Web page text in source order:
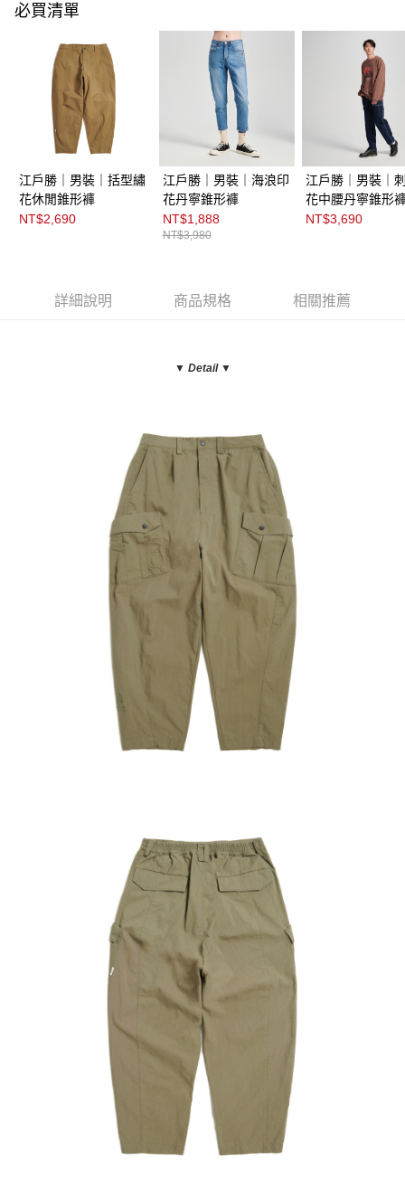
必買清單
江戶勝｜男裝｜括型繡
花休閒錐形褲
NT$2,690
江戶勝｜男裝｜海浪印
花丹寧錐形褲
NT$1,888
NT$3,980
江戶勝｜男裝｜
花中腰丹寧錐形
NT$3,690
詳細說明 商品規格 相關推薦
▼ Detail ▼